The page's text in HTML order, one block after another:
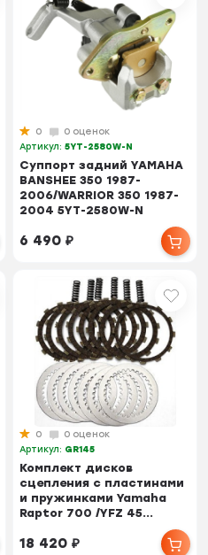
0
0 оценок
Артикул:5YT-2580W-N
Суппорт задний YAMAHA
BANSHEE 350 1987-
2006/WARRIOR 350 1987-
2004 5YT-2580W-N
6 490₽
0
0 оценок
Артикул: GR145
Комплект дисков
сцепления c пластинами
и пружинками Yamaha
Raptor 700 /YFZ 45...
18 420₽